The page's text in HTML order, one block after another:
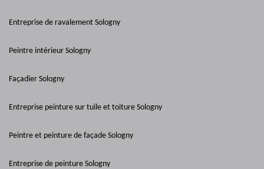
Entreprise de ravalement Sologny
Peintre intérieur Sologny
Façadier Sologny
Entreprise peinture sur tuile et toiture Sologny
Peintre et peinture de façade Sologny
Entreprise de peinture Sologny